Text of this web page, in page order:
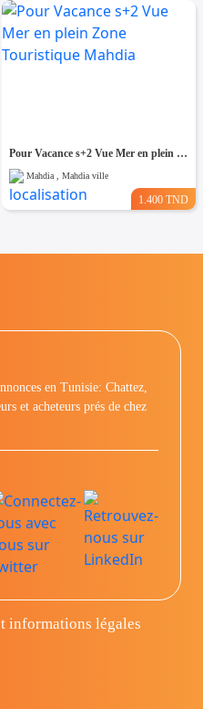
Pour Vacance s+2 Vue Mer en plein Zone Touristique Mahdia
Mahdia , Mahdia ville
1.400 TND
en Tunisie: Chattez,
et acheteurs prés de chez
informations légales